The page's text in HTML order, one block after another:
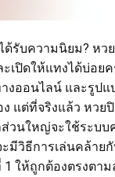
ด้รับความนิยม? ห
ะเปิดให้แทงได้บ่อ
งออนไลน์ และรูป
แต่ที่จริงแล้ว หว
วนใหญ่จะใช้ระบ
วิธีการเล่นคล้าย
ให้ถูกต้องตรงตา